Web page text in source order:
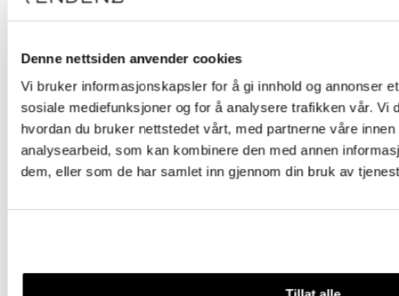
Denne nettsiden anvender cookies
Vi bruker informasjonskapsler for å gi innhold og annonser
sosiale mediefunksjoner og for å analysere trafikken vår. Vi
hvordan du bruker nettstedet vårt, med partnerne våre
analysearbeid, som kan kombinere den med annen
dem, eller som de har samlet inn gjennom din bruk av